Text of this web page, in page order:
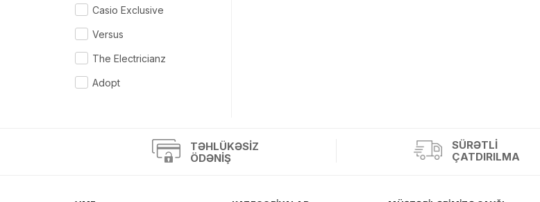
Casio Exclusive
Versus
The Electricianz
Adopt
TƏHLÜKƏSIZ
ÖDƏNIŞ
SÜRƏTLI
ÇATDIRILMA